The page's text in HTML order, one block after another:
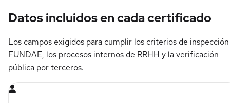
Datos incluidos en cada certificado
Los campos exigidos para cumplir los criterios de inspección
FUNDAE, los procesos internos de RRHH y la verificación
pública por terceros.